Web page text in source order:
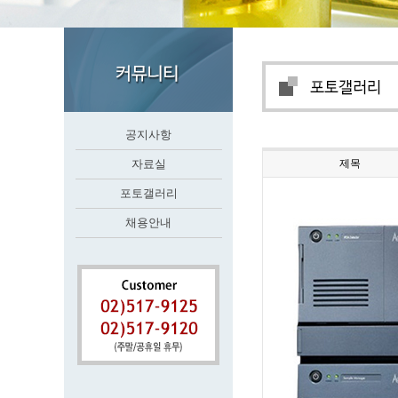
공지사항
자료실
포토갤러리
채용안내
제목